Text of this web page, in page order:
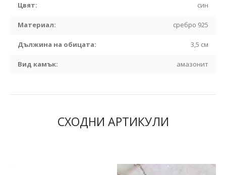
Цвят: син
Материал: сребро 925
Дължина на обицата: 3,5 см
Вид камък: амазонит
СХОДНИ АРТИКУЛИ